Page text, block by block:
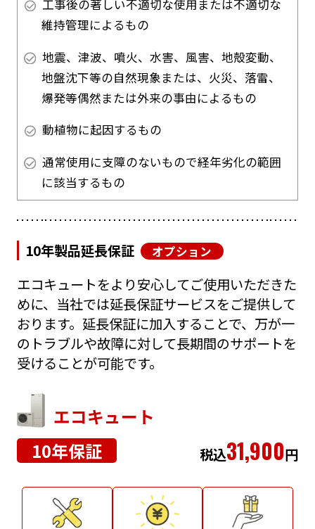
工事後の著しい不適切な使用または不適切な
維持管理によるもの
地震、津波、噴火、水害、風害、地殻変動、
地盤沈下等の自然現象または、火災、落雷、
爆発等偶然または外来の事由によるもの
動植物に起因するもの
通常使用に支障のないもので経年劣化の範囲
に該当するもの
10年製品延長保証 オプション
エコキュートをより安心してご使用いただきた
めに、当社では延長保証サービスをご提供して
おります。延長保証に加入することで、万が一
のトラブルや故障に対して長期間のサポートを
受けることが可能です。
エコキュート
10年保証
税込31,900円